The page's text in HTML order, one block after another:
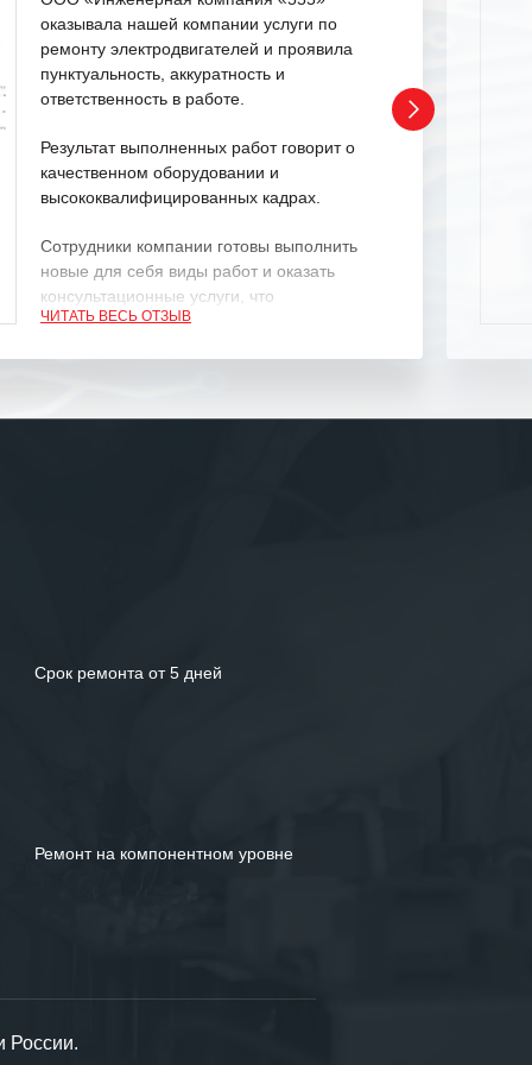
оказывала нашей компании услуги по
ремонту электродвигателей и проявила
пунктуальность, аккуратность и
ответственность в работе.
Результат выполненных работ говорит о
качественном оборудовании и
высококвалифицированных кадрах.
Сотрудники компании готовы выполнить
новые для себя виды работ и оказать
консультационные услуги, что
характеризует их как профессионалов
ответственного и надежного поставщика
ЧИТАТЬ ВЕСЬ ОТЗЫВ
Срок ремонта от 5 дней
Ремонт на компонентном уровне
России.